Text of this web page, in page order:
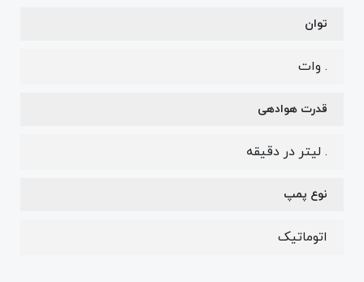
توان
. وات
قدرت هوادهی
. لیتر در دقیقه
نوع پمپ
اتوماتیک